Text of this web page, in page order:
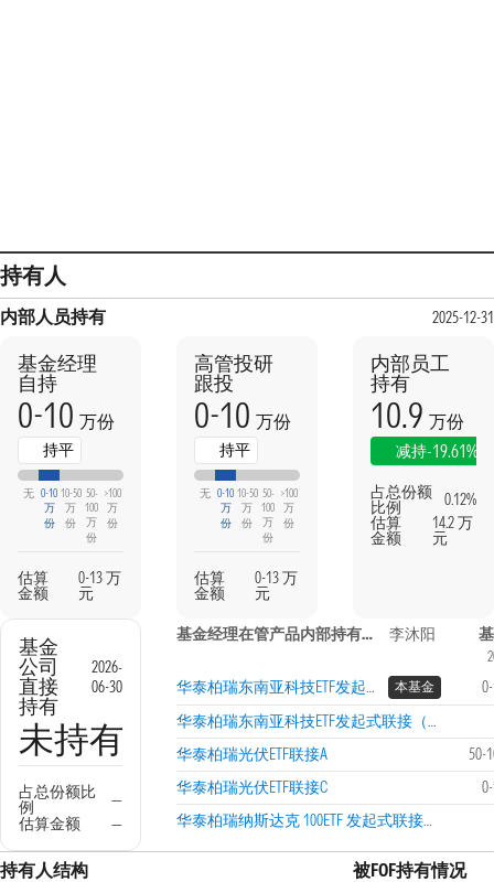
持有人
内部人员持有 2025-12-31
基金经理
自持
0-10 万份
持平
无 0-10
万
份
10-50
万
份
50-
100
万
份
>100
万
份
估算
金额
0-13 万
元
高管投研
跟投
0-10 万份
持平
无 0-10
万
份
10-50
万
份
50-
100
万
份
>100
万
份
估算
金额
0-13 万
元
内部员工
持有
10.9 万份
减持-19.61%
占总份额
比例
0.12%
估算
金额
14.2 万
元
基金
公司
直接
持有
2026-
06-30
未持有
占总份额比
例
—
估算金额
—
基金经理在管产品内部持有信息 李沐阳
华泰柏瑞东南亚科技ETF发起式联接（QDII）A 本基金
华泰柏瑞东南亚科技ETF发起式联接（QDII）C
华泰柏瑞光伏ETF联接A
50-
华泰柏瑞光伏ETF联接C
华泰柏瑞纳斯达克 100ETF 发起式联接（QDII）I
持有人结构 被FOF持有情况